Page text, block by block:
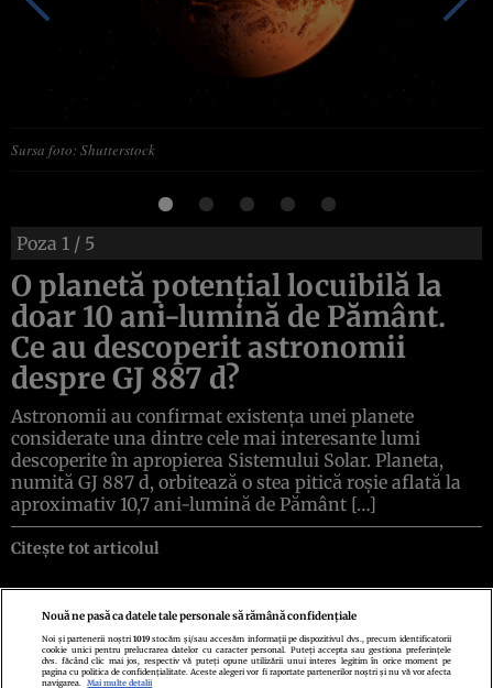
Sursa foto: Shutterstock
Poza 1 / 5
O planetă potențial locuibilă la
doar 10 ani-lumină de Pământ.
Ce au descoperit astronomii
despre GJ 887 d?
Astronomii au confirmat existența unei planete
considerate una dintre cele mai interesante lumi
descoperite în apropierea Sistemului Solar. Planeta,
numită GJ 887 d, orbitează o stea pitică roșie aflată la
aproximativ 10,7 ani-lumină de Pământ […]
Citește tot articolul
Politica de confidenţialitatePolitica de cookiesTermeni şi condiţii
Echipa redacționalăContactSetări Cookies
Nouă ne pasă ca datele tale personale să rămână confidențiale
Noi și partenerii noștri1019 stocăm și/sau accesăm informații pe dispozitivul dvs., precum identificatorii
cookie unici pentru prelucrarea datelor cu caracter personal. Puteți accepta sau gestiona preferințele
dvs. făcând clic mai jos, respectiv vă puteți opune utilizării unui interes legitim în orice moment pe
pagina cu politica de confidențialitate. Aceste alegeri vor fi raportate partenerilor noștri și nu vă vor afecta
navigarea.
Mai multe detalii